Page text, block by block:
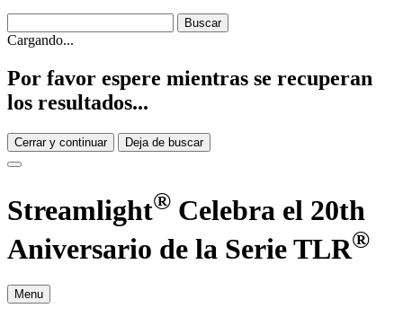
Cargando...
Por favor espere mientras se recuperan
los resultados...
Cerrar y continuar Deja de buscar
Streamlight® Celebra el 20th
Aniversario de la Serie TLR®
Menu